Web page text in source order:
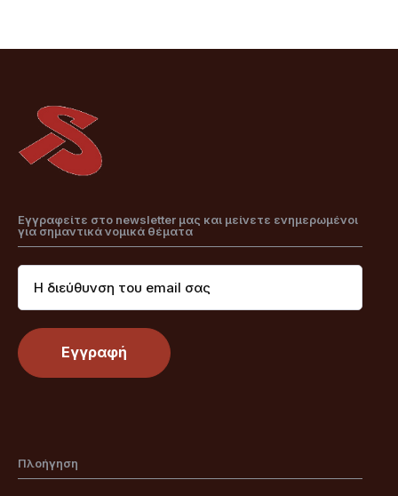
Εγγραφείτε στο newsletter μας και μείνετε ενημερωμένοι
για σημαντικά νομικά θέματα
Πλοήγηση